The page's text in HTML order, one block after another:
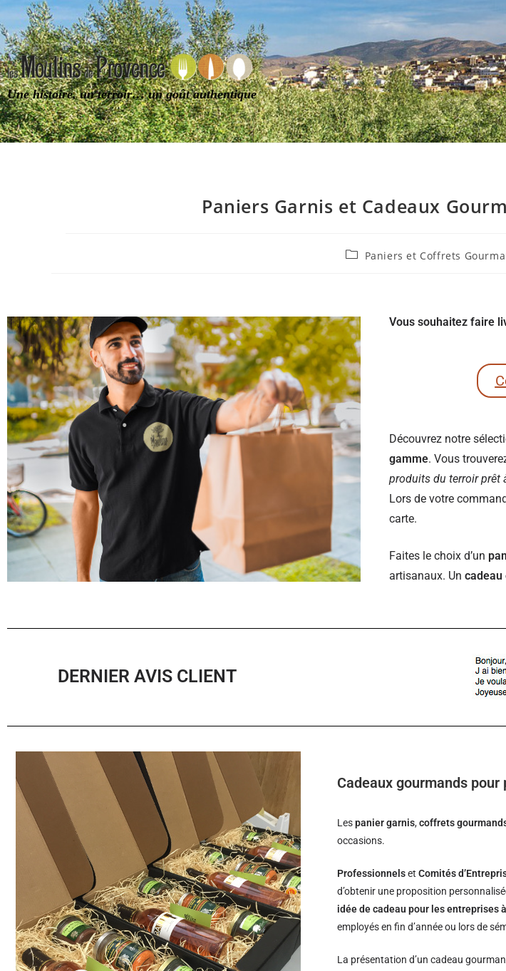
Une histoire, un terroir… un goût authentique
Paniers Garnis et Cadeaux
Paniers et Coffrets
Vous souhaitez faire
Découvrez notre
gamme. Vous
produits du terroir prêt
Lors de votre
carte.
Faites le choix d’un
artisanaux. Un cadeau
DERNIER AVIS CLIENT
Cadeaux gourmands
Lespanier garnis,coffrets
occasions.
ProfessionnelsetComités
d’obtenir une proposition
idée de cadeau pour les entreprises
employés en fin d’année ou lors de
La présentation d’un cadeau